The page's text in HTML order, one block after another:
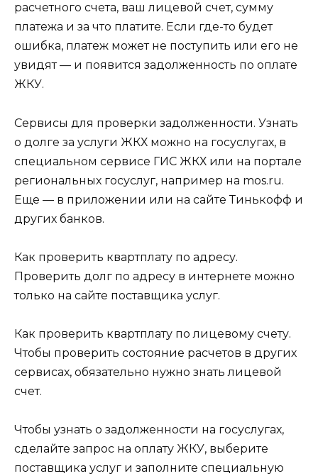
расчетного счета, ваш лицевой счет, сумму
платежа и за что платите. Если где-то будет
ошибка, платеж может не поступить или его не
увидят — и появится задолженность по оплате
ЖКУ.
Сервисы для проверки задолженности. Узнать
о долге за услуги ЖКХ можно на госуслугах, в
специальном сервисе ГИС ЖКХ или на портале
региональных госуслуг, например на mos.ru.
Еще — в приложении или на сайте Тинькофф и
других банков.
Как проверить квартплату по адресу.
Проверить долг по адресу в интернете можно
только на сайте поставщика услуг.
Как проверить квартплату по лицевому счету.
Чтобы проверить состояние расчетов в других
сервисах, обязательно нужно знать лицевой
счет.
Чтобы узнать о задолженности на госуслугах,
сделайте запрос на оплату ЖКУ, выберите
поставщика услуг и заполните специальную